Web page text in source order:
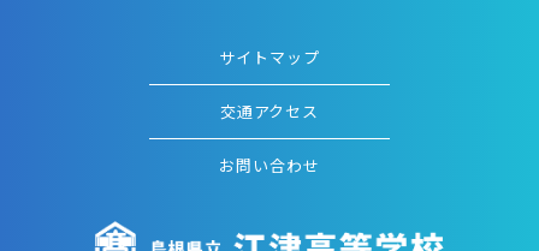
サイトマップ
交通アクセス
お問い合わせ